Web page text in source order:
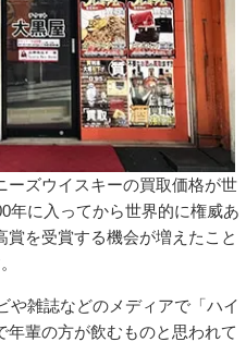
ーズウイスキーの買取価格が世
年に入ってから世界的に権威あ
を受賞する機会が増えたこと
や雑誌などのメディアで「ハイ
輩の方が飲むものと思われて